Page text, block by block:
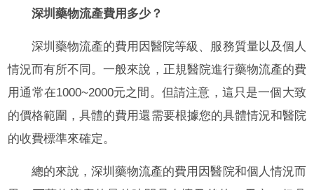
深圳藥物流產費用多少？
深圳藥物流產的費用因醫院等級、服務質量以及個人
情況而有所不同。一般來說，正規醫院進行藥物流產的費
用通常在1000~2000元之間。但請注意，這只是一個大致
的價格範圍，具體的費用還需要根據您的具體情況和醫院
的收費標準來確定。
總的來說，深圳藥物流產的費用因醫院和個人情況而